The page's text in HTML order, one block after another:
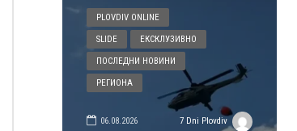
PLOVDIV ONLINE
SLIDE ЕКСКЛУЗИВНО
ПОСЛЕДНИ НОВИНИ
РЕГИОНА
06.08.2026 7 Dni Plovdiv